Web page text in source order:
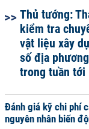
Thủ tướng:
kiểm tra
vật liệu xây
số địa
trong tuần tới
Đánh giá kỹ chi phí
nguyên nhân biến